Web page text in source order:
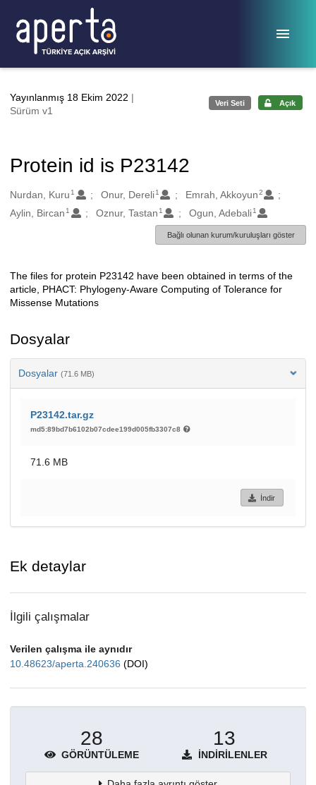
Yayınlanmış 18 Ekim 2022 |
Sürüm v1
Veri Seti Açık
Protein id is P23142
Oluşturanlar
Nurdan, Kuru 1 Onur, Dereli 1 Emrah, Akkoyun2
Aylin, Bircan 1 Oznur, Tastan 1 Ogun, Adebali 1
Bağlı olunan kurum/kuruluşları göster
Açıklama
The files for protein P23142 have been obtained in terms of the
article, PHACT: Phylogeny-Aware Computing of Tolerance for
Missense Mutations
Dosyalar
Dosyalar (71.6 MB)
P23142.tar.gz
md5:89bd7b6102b07cdee199d005fb3307c8
71.6 MB
İndir
Ek detaylar
İlgili çalışmalar
Verilen çalışma ile aynıdır
10.48623/aperta.240636 (DOI)
28
GÖRÜNTÜLEME
13
İNDIRILENLER